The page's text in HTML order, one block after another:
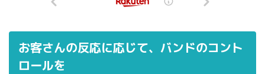
お客さんの反応に応じて、バンドのコント
ロールを